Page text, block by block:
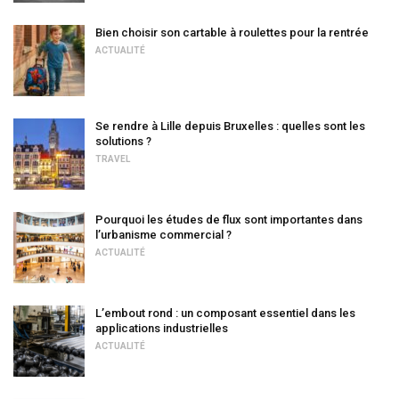
Bien choisir son cartable à roulettes pour la rentrée
ACTUALITÉ
Se rendre à Lille depuis Bruxelles : quelles sont les
solutions ?
TRAVEL
Pourquoi les études de flux sont importantes dans
l’urbanisme commercial ?
ACTUALITÉ
L’embout rond : un composant essentiel dans les
applications industrielles
ACTUALITÉ